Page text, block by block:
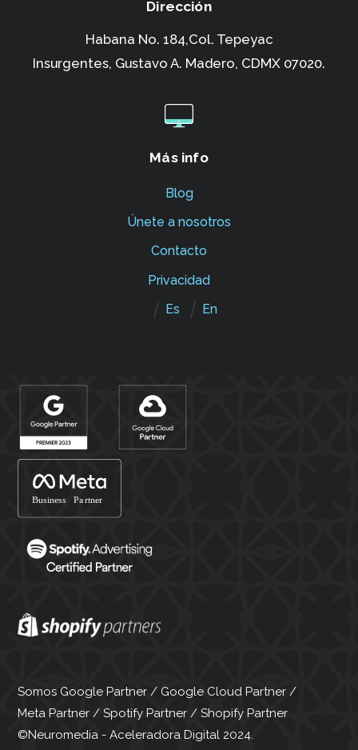
Dirección
Habana No. 184,Col. Tepeyac
Insurgentes, Gustavo A. Madero, CDMX 07020.
Más info
Blog
Únete a nosotros
Contacto
Privacidad
Es
En
Somos Google Partner / Google Cloud Partner /
Meta Partner / Spotify Partner / Shopify Partner
©Neuromedia - Aceleradora Digital 2024.